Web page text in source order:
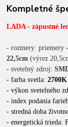
Kompletné
LADA - zápustné
- rozmery: priemery -
22,5cm (výrez
- svetelný zdroj:
- farba svetla:
- výkon svetelného
- index podania
- stredná doba
- energetická trieda: